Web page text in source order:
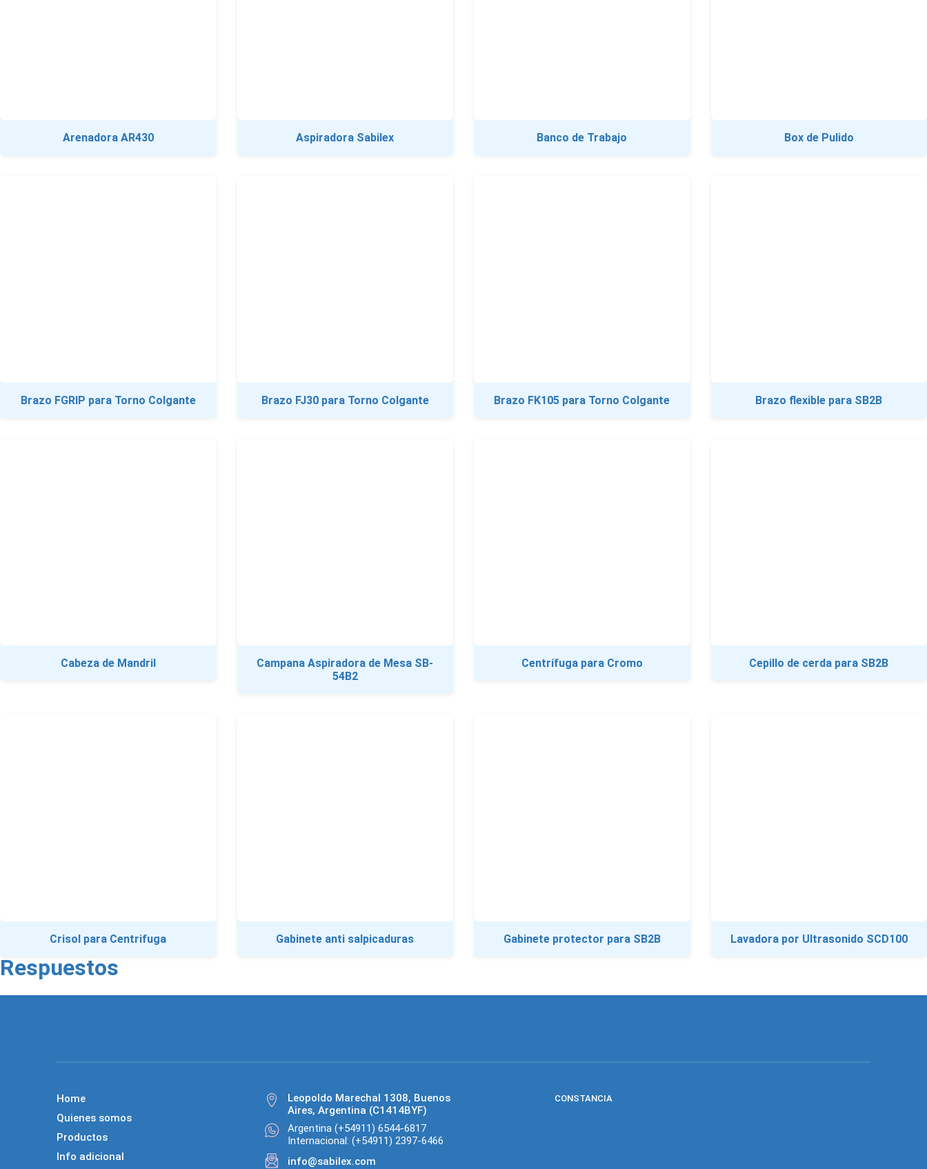
Arenadora AR430 Aspiradora Sabilex Banco de Trabajo Box de Pulido
Brazo FGRIP para Torno Colgante Brazo FJ30 para Torno Colgante Brazo FK105 para Torno Colgante Brazo flexible para SB2B
Cabeza de Mandril
Campana Aspiradora de Mesa SB-
54B2
Centrífuga para Cromo Cepillo de cerda para SB2B
Crisol para Centrifuga Gabinete anti salpicaduras Gabinete protector para SB2B Lavadora por Ultrasonido SCD100
Respuestos
Home
Quienes somos
Productos
Info adicional
Leopoldo Marechal 1308, Buenos
Aires, Argentina (C1414BYF)
Argentina (+54911) 6544-6817
Internacional: (+54911) 2397-6466
info@sabilex.com
CONSTANCIA